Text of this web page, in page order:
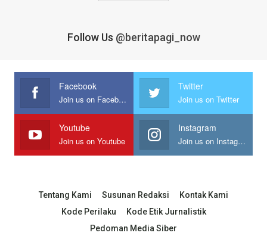
Follow Us @beritapagi_now
Facebook
Join us on Facebook
Twitter
Join us on Twitter
Youtube
Join us on Youtube
Instagram
Join us on Instagram
Tentang Kami Susunan Redaksi
Kontak Kami
Kode Perilaku
Kode Etik Jurnalistik
Pedoman Media Siber